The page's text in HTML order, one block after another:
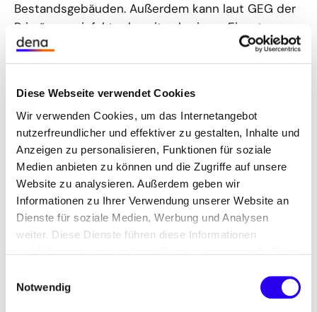
Diese Webseite verwendet Cookies
Wir verwenden Cookies, um das Internetangebot
nutzerfreundlicher und effektiver zu gestalten, Inhalte und
Anzeigen zu personalisieren, Funktionen für soziale
Medien anbieten zu können und die Zugriffe auf unsere
Website zu analysieren. Außerdem geben wir
Informationen zu Ihrer Verwendung unserer Website an
Dienste für soziale Medien, Werbung und Analysen
weiter. Diese Dienste führen diese Informationen
Nutzung der Dienste gesammelt haben.
Notwendig
Bestandsgebäuden. Außerdem kann laut GEG der
Primärenergiefaktor bereits ab einem Einsatz von
mind. 30 % Biomethan für das gesamte Mischgas
von 0,92 auf 0,5 gesetzt werden. Durch die hohen
um CO Emissionen zu reduzieren.
Uwe Bauer, Geschäftsführer, E.ON Bioerdgas GmbH
pledierte in seinem Vortrag, dass keine Engpässe
in der Vermarktung von Biogas/Biomethan gesehen
werden. Die Nachfrage ist da und wird auch weiter
steigen. Die gesetzlichen Anforderungen der
Biogasbranche bezüglich der Inputstoffe weg von
Energiepflanzen zu Gülle, Mist und Stroh sind
Strombereitstellung von Biogasanlagen immer
wichtiger. Wünschenswert wäre jedoch, wenn das